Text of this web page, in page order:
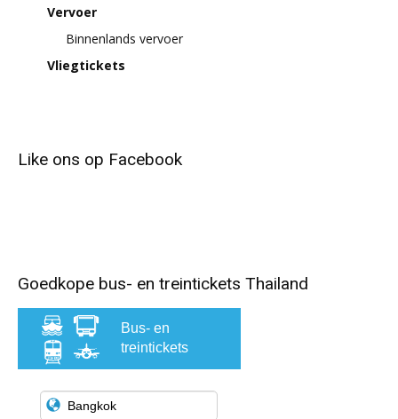
Vervoer
Binnenlands vervoer
Vliegtickets
Like ons op Facebook
Goedkope bus- en treintickets Thailand
Bus- en
treintickets